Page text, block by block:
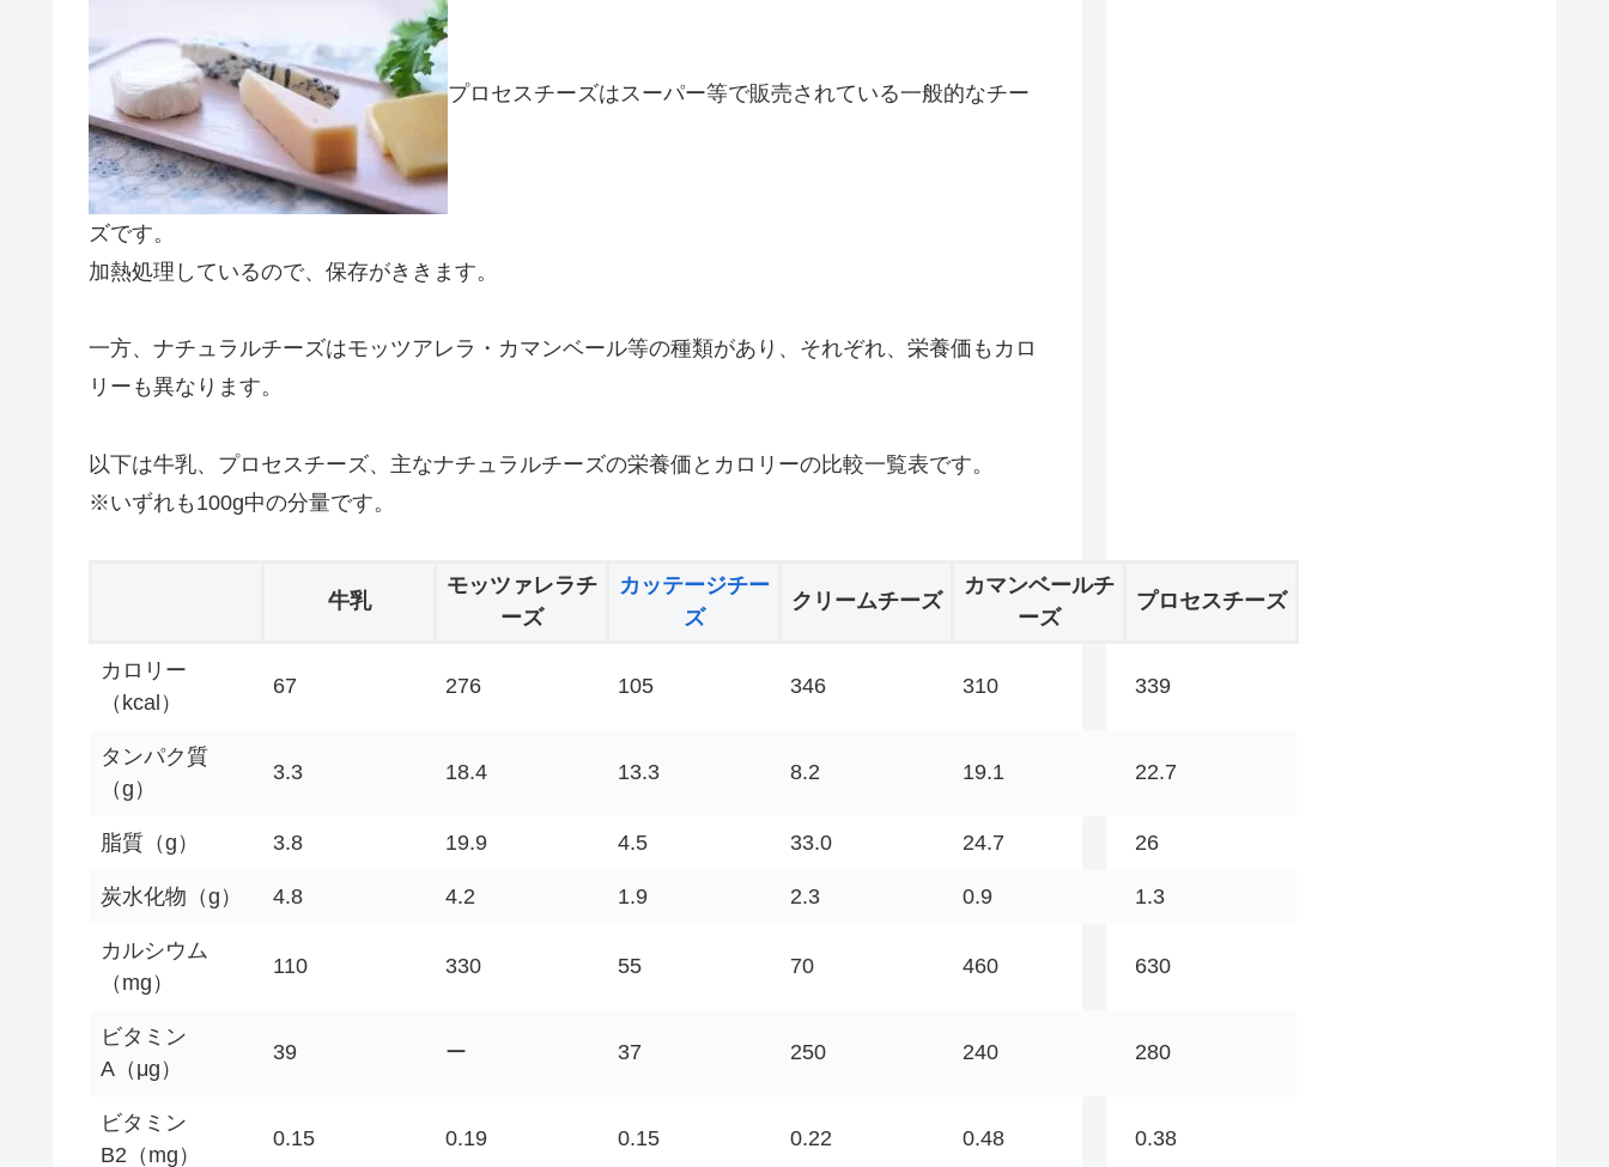
プロセスチーズはスーパー等で販売されている一般的なチー
ズです。
加熱処理しているので、保存がききます。
一方、ナチュラルチーズはモッツアレラ・カマンベール等の種類があり、それぞれ、栄養価もカロ
リーも異なります。
以下は牛乳、プロセスチーズ、主なナチュラルチーズの栄養価とカロリーの比較一覧表です。
※いずれも100g中の分量です。
牛乳
モッツァレラチ
ーズ
カッテージチー
ズ
クリームチーズ
カマンベールチ
ーズ
プロセスチーズ
カロリー
（kcal）
67 276 105 346 310 339
タンパク質
（g）
3.3 18.4 13.3 8.2 19.1 22.7
脂質（g） 3.8 19.9 4.5 33.0 24.7 26
炭水化物（g） 4.8 4.2 1.9 2.3 0.9 1.3
カルシウム
（mg）
110 330 55 70 460 630
ビタミン
A（μg）
39 ー 37 250 240 280
ビタミン
B2（mg）
0.15 0.19 0.15 0.22 0.48 0.38